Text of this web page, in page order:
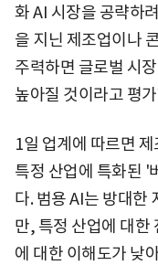
화 AI 시장을 공략하
을 지닌 제조업이나
주력하면 글로벌 시
높아질 것이라고 평
1일 업계에 따르면
특정 산업에 특화된 '
다. 범용 AI는 방대한
만, 특정 산업에 대한
에 대한 이해도가 낮